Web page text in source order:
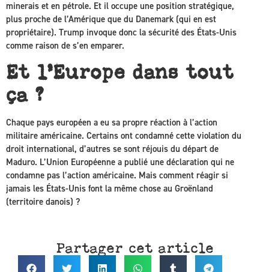
minerais et en pétrole. Et il occupe une position stratégique,
plus proche de l’Amérique que du Danemark (qui en est
propriétaire). Trump invoque donc la sécurité des États-Unis
comme raison de s’en emparer.
Et l’Europe dans tout
ça ?
Chaque pays européen a eu sa propre réaction à l’action
militaire américaine. Certains ont condamné cette violation du
droit international, d’autres se sont réjouis du départ de
Maduro. L’Union Européenne a publié une déclaration qui ne
condamne pas l’action américaine. Mais comment réagir si
jamais les États-Unis font la même chose au Groënland
(territoire danois) ?
Partager cet article